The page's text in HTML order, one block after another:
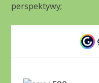
perspektywy;